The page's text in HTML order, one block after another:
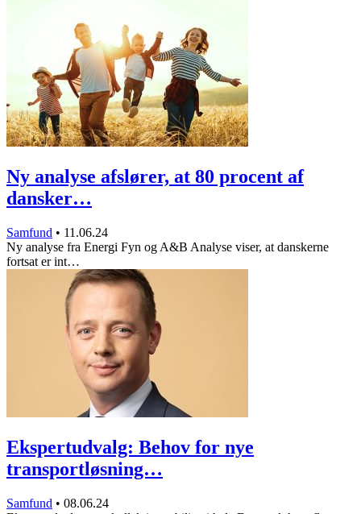
Ny analyse afslører, at 80 procent af
dansker…
Samfund • 11.06.24
Ny analyse fra Energi Fyn og A&B Analyse viser, at danskerne
fortsat er int…
Ekspertudvalg: Behov for nye
transportløsning…
Samfund • 08.06.24